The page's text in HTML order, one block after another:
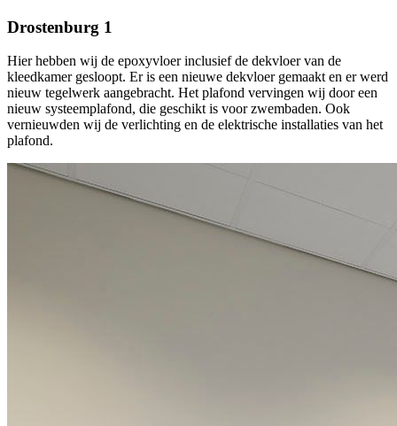
Drostenburg 1
Hier hebben wij de epoxyvloer inclusief de dekvloer van de
kleedkamer gesloopt. Er is een nieuwe dekvloer gemaakt en er werd
nieuw tegelwerk aangebracht. Het plafond vervingen wij door een
nieuw systeemplafond, die geschikt is voor zwembaden. Ook
vernieuwden wij de verlichting en de elektrische installaties van het
plafond.